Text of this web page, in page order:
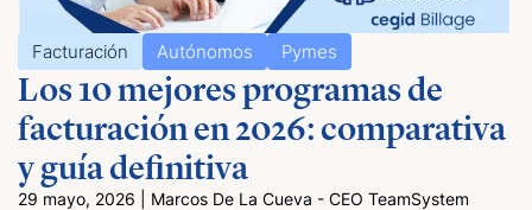
Facturación Autónomos Pymes
Los 10 mejores programas de
facturación en 2026: comparativa
y guía definitiva
29 mayo, 2026
Marcos De La Cueva - CEO TeamSystem